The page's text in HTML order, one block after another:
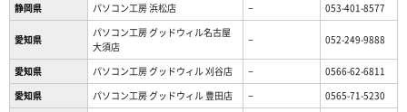
静岡県
パソコン工房 浜松店 − 053-401-8577
愛知県
パソコン工房 グッドウィル名古屋
大須店
− 052-249-9888
愛知県 パソコン工房 グッドウィル 刈谷店 −
0566-62-6811
愛知県
パソコン工房 グッドウィル 豊田店 −
0565-71-5230